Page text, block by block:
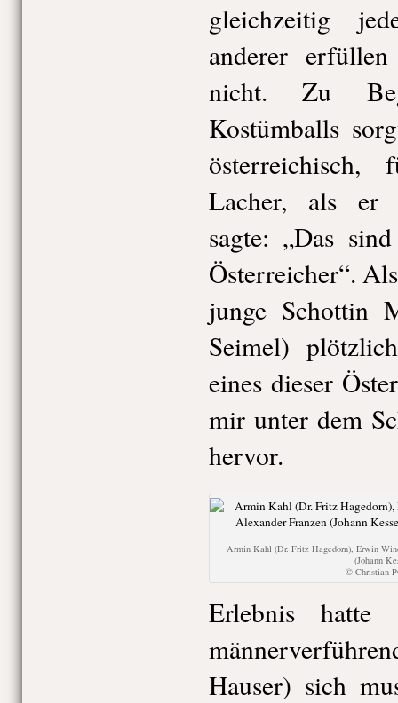
gleichzeitig
anderer
nicht. Zu
Kostümballs
österreichisch,
Lacher, als er
sagte: „Das
Österreicher“.
junge Schottin
Seimel)
eines dieser
mir unter dem
hervor.
Armin Kahl (Dr. Fritz Hagedorn), Erwin
(Johann
© Christian
Erlebnis
Hauser) sich